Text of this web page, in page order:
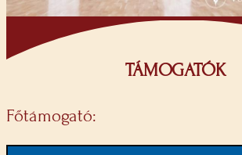
TÁMOGATÓK
Főtámogató: